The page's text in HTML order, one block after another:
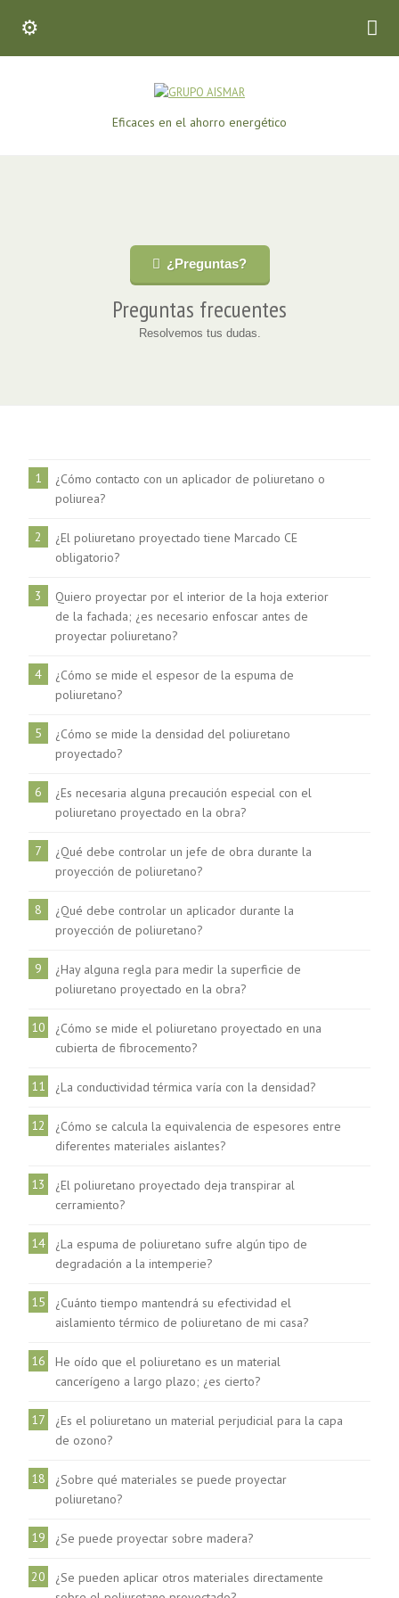
Eficaces en el ahorro energético
¿Preguntas?
Preguntas frecuentes
Resolvemos tus dudas.
1
¿Cómo contacto con un aplicador de poliuretano o
poliurea?
2
¿El poliuretano proyectado tiene Marcado CE
obligatorio?
3
Quiero proyectar por el interior de la hoja exterior
de la fachada; ¿es necesario enfoscar antes de
proyectar poliuretano?
4
¿Cómo se mide el espesor de la espuma de
poliuretano?
5
¿Cómo se mide la densidad del poliuretano
proyectado?
6
¿Es necesaria alguna precaución especial con el
poliuretano proyectado en la obra?
7
¿Qué debe controlar un jefe de obra durante la
proyección de poliuretano?
8
¿Qué debe controlar un aplicador durante la
proyección de poliuretano?
9
¿Hay alguna regla para medir la superficie de
poliuretano proyectado en la obra?
10
¿Cómo se mide el poliuretano proyectado en una
cubierta de fibrocemento?
11 ¿La conductividad térmica varía con la densidad?
12
¿Cómo se calcula la equivalencia de espesores entre
diferentes materiales aislantes?
13
¿El poliuretano proyectado deja transpirar al
cerramiento?
14
¿La espuma de poliuretano sufre algún tipo de
degradación a la intemperie?
15
¿Cuánto tiempo mantendrá su efectividad el
aislamiento térmico de poliuretano de mi casa?
16
He oído que el poliuretano es un material
cancerígeno a largo plazo; ¿es cierto?
17
¿Es el poliuretano un material perjudicial para la capa
de ozono?
18
¿Sobre qué materiales se puede proyectar
poliuretano?
19 ¿Se puede proyectar sobre madera?
20
¿Se pueden aplicar otros materiales directamente